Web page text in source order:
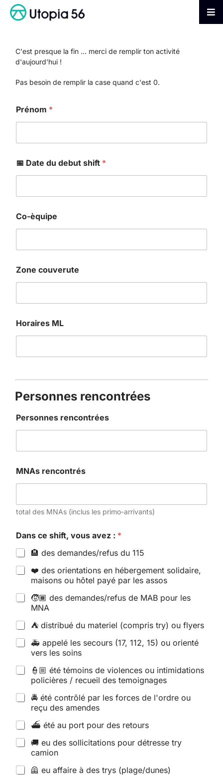
Passer
ADHÉRER
C'est presque la fin ... merci de remplir ton activité
d'aujourd'hui !
Pas besoin de remplir la case quand c'est 0.
Prénom *
📅 Date du debut shift *
Co-èquipe
Zone couverute
Horaires ML
Personnes rencontrées
Personnes rencontrées
MNAs rencontrés
total des MNAs (inclus les primo-arrivants)
Dans ce shift, vous avez : *
🏨 des demandes/refus du 115
❤️ des orientations en hébergement solidaire,
maisons ou hôtel payé par les assos
🧒🏾 des demandes/refus de MAB pour les
MNA
⛺ distribué du materiel (compris try) ou flyers
🚑 appelé les secours (17, 112, 15) ou orienté
vers les soins
👮🏼 été témoins de violences ou intimidations
policières / recueil des temoignages
🚔 été contrôlé par les forces de l'ordre ou
reçu des amendes
⛴️ été au port pour des retours
🚚 eu des sollicitations pour détresse try
camion
🦺 eu affaire à des trys (plage/dunes)